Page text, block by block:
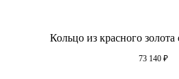
Кольцо из красного
73 140 ₽